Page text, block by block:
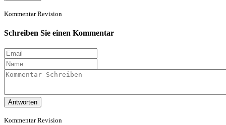
Kommentar Revision
Schreiben Sie einen Kommentar
Antworten
Kommentar Revision